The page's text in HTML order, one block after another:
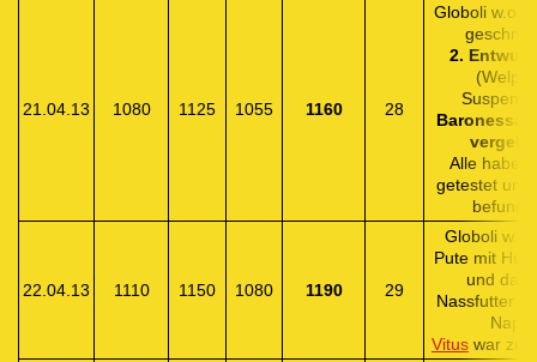
21.04.13 1080 1125 1055 1160 28
Globoliw.o. /
2.
Baronessa
Alle haben
getestet und
22.04.13 1110 1150 1080 1190 29
Globoli w.o.
Pute mit
und
Nassfutter
Napf.
Vitus war zu